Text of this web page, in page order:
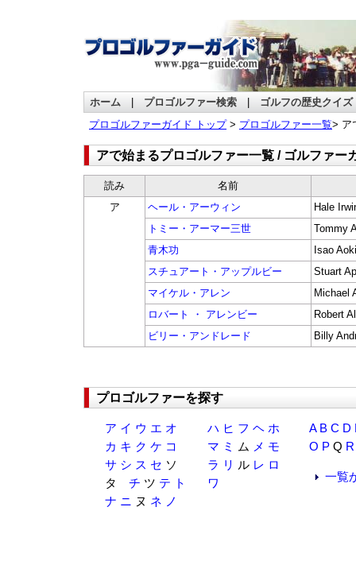
ホーム プロゴルファー検索 ゴルフの歴史クイズ
プロゴルファーガイド トップ> プロゴルファー一覧> ア
アで始まるプロゴルファー一覧 / ゴルファー
読み
名前
ア
ヘール・アーウィン
Hale
トミー・アーマー三世
Tommy
青木功
Isao Aoki
スチュアート・アップルビー
Stuart
マイケル・アレン
Michael
ロバート ・ アレンビー
Robert
ビリー・アンドレード
Billy
プロゴルファーを探す
ア イ ウ エ オ
カ キ ク ケ コ
サ シ ス セ ソ
タ チ ツ テ ト
ナ ニ ヌ ネ ノ
ハ ヒ フ ヘ ホ
マ ミ ム メ モ
ラ リ ル レ ロ
ワ
A B C D
O PQ R
一覧